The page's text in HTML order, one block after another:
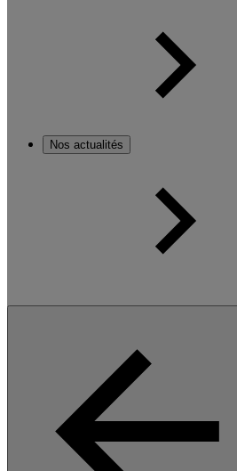
Nos actualités